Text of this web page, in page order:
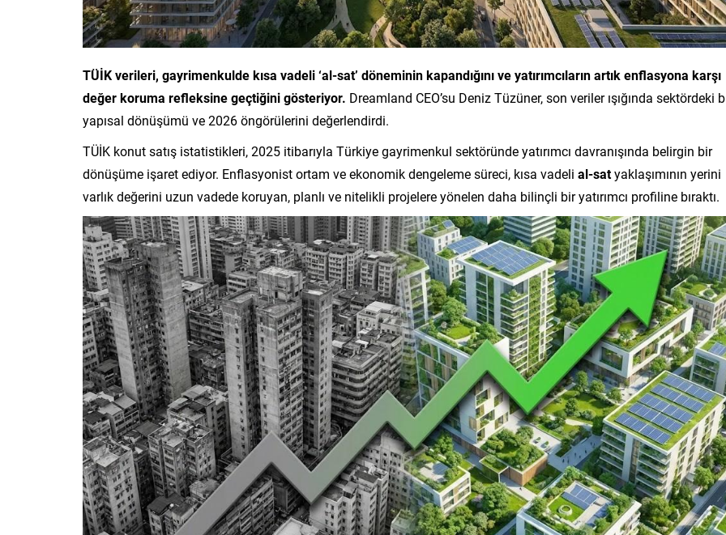
TÜİK verileri, gayrimenkulde kısa vadeli ‘al-sat’ döneminin kapandığını ve yatırımcıların artık enflasyona karşı
değer koruma refleksine geçtiğini gösteriyor. Dreamland CEO’su Deniz Tüzüner, son veriler ışığında sektördeki
yapısal dönüşümü ve 2026 öngörülerini değerlendirdi.
TÜİK konut satış istatistikleri, 2025 itibarıyla Türkiye gayrimenkul sektöründe yatırımcı davranışında belirgin bir
dönüşüme işaret ediyor. Enflasyonist ortam ve ekonomik dengeleme süreci, kısa vadeli al-satyaklaşımının yerini
varlık değerini uzun vadede koruyan, planlı ve nitelikli projelere yönelen daha bilinçli bir yatırımcı profiline bıraktı.